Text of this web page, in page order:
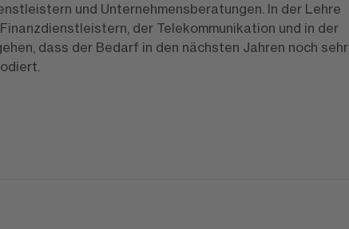
und Unternehmensberatungen. In der Lehre
der Telekommunikation und in der
dass der Bedarf in den nächsten Jahren noch sehr